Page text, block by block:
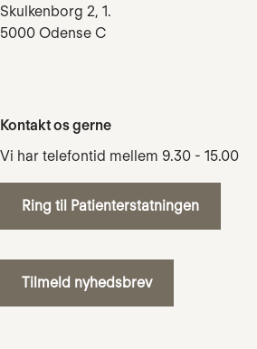
Skulkenborg 2, 1.
5000 Odense C
Kontakt os gerne
Vi har telefontid mellem 9.30 - 15.00
Ring til Patienterstatningen
Tilmeld nyhedsbrev